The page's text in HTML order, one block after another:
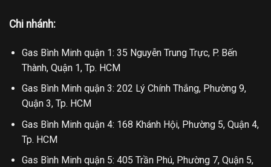
Chi nhánh:
Gas Bình Minh quận 1: 35 Nguyễn Trung Trực, P. Bến
Thành, Quận 1, Tp. HCM
Gas Bình Minh quận 3: 202 Lý Chính Thắng, Phường 9,
Quận 3, Tp. HCM
Gas Bình Minh quận 4: 168 Khánh Hội, Phường 5, Quận 4,
Tp. HCM
Gas Bình Minh quận 5: 405 Trần Phú, Phường 7, Quận 5,